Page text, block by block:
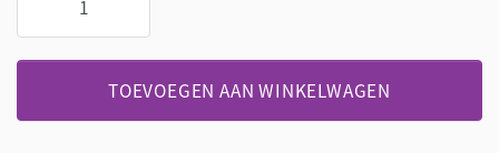
lilla
TOEVOEGEN AAN WINKELWAGEN